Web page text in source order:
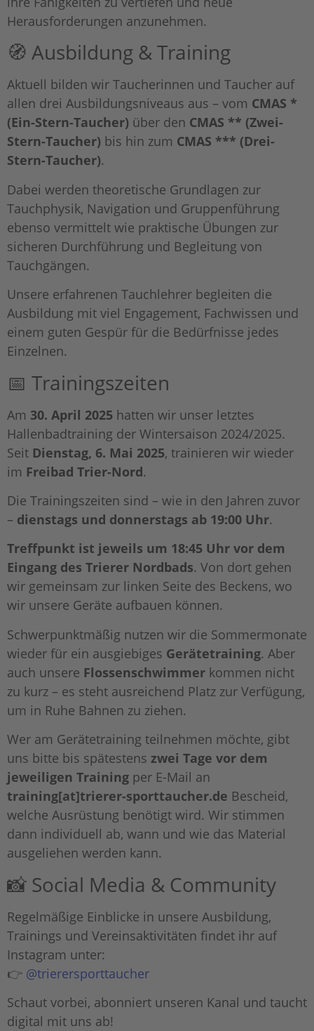
Herausforderungen anzunehmen.
🧭 Ausbildung & Training
Aktuell bilden wir Taucherinnen und Taucher auf
allen drei Ausbildungsniveaus aus – vom CMAS *
(Ein-Stern-Taucher) über den CMAS ** (Zwei-
Stern-Taucher) bis hin zum CMAS *** (Drei-
Stern-Taucher).
Dabei werden theoretische Grundlagen zur
Tauchphysik, Navigation und Gruppenführung
ebenso vermittelt wie praktische Übungen zur
sicheren Durchführung und Begleitung von
Tauchgängen.
Unsere erfahrenen Tauchlehrer begleiten die
Ausbildung mit viel Engagement, Fachwissen und
einem guten Gespür für die Bedürfnisse jedes
Einzelnen.
📅 Trainingszeiten
Am 30. April 2025 hatten wir unser letztes
Hallenbadtraining der Wintersaison 2024/2025.
Seit Dienstag, 6. Mai 2025, trainieren wir wieder
im Freibad Trier-Nord.
Die Trainingszeiten sind – wie in den Jahren zuvor
– dienstags und donnerstags ab 19:00 Uhr.
Treffpunkt ist jeweils um 18:45 Uhr vor dem
Eingang des Trierer Nordbads. Von dort gehen
wir gemeinsam zur linken Seite des Beckens, wo
wir unsere Geräte aufbauen können.
Schwerpunktmäßig nutzen wir die Sommermonate
wieder für ein ausgiebiges Gerätetraining. Aber
auch unsere Flossenschwimmer kommen nicht
zu kurz – es steht ausreichend Platz zur Verfügung,
um in Ruhe Bahnen zu ziehen.
Wer am Gerätetraining teilnehmen möchte, gibt
uns bitte bis spätestens zwei Tage vor dem
jeweiligen Training per E-Mail an
training[at]trierer-sporttaucher.de Bescheid,
welche Ausrüstung benötigt wird. Wir stimmen
dann individuell ab, wann und wie das Material
ausgeliehen werden kann.
📸 Social Media & Community
Regelmäßige Einblicke in unsere Ausbildung,
Trainings und Vereinsaktivitäten findet ihr auf
Instagram unter:
👉 @trierersporttaucher
Schaut vorbei, abonniert unseren Kanal und taucht
digital mit uns ab!